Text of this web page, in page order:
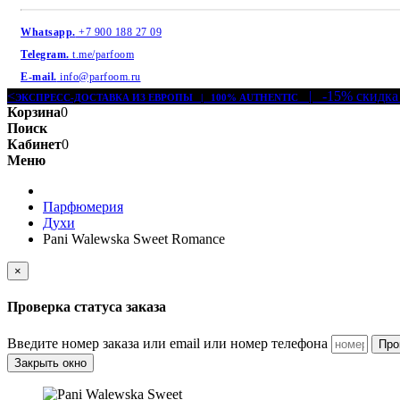
Whatsapp. +7 900 188 27 09
Telegram. t.me/parfoom
E-mail. info@parfoom.ru
<ЭКСПРЕСС-ДОСТАВКА ИЗ ЕВРОПЫ | 100% AUTHENTIC
| -15% скидка
Корзина0
Поиск
Кабинет0
Меню
Парфюмерия
Духи
Pani Walewska Sweet Romance
×
Проверка статуса заказа
Введите номер заказа или email или номер телефона
Закрыть окно